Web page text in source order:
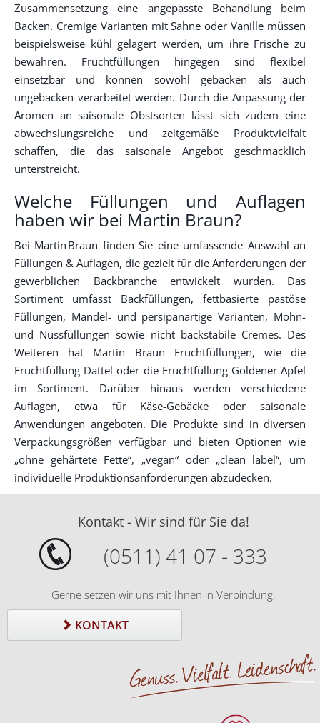
Zusammensetzung eine angepasste Behandlung beim
Backen. Cremige Varianten mit Sahne oder Vanille müssen
beispielsweise kühl gelagert werden, um ihre Frische zu
bewahren. Fruchtfüllungen hingegen sind flexibel
einsetzbar und können sowohl gebacken als auch
ungebacken verarbeitet werden. Durch die Anpassung der
Aromen an saisonale Obstsorten lässt sich zudem eine
abwechslungsreiche und zeitgemäße Produktvielfalt
schaffen, die das saisonale Angebot geschmacklich
unterstreicht.
Welche Füllungen und Auflagen
haben wir bei Martin Braun?
Bei Martin Braun finden Sie eine umfassende Auswahl an
Füllungen & Auflagen, die gezielt für die Anforderungen der
gewerblichen Backbranche entwickelt wurden. Das
Sortiment umfasst Backfüllungen, fettbasierte pastöse
Füllungen, Mandel- und persipanartige Varianten, Mohn-
und Nussfüllungen sowie nicht backstabile Cremes. Des
Weiteren hat Martin Braun Fruchtfüllungen, wie die
Fruchtfüllung Dattel oder die Fruchtfüllung Goldener Apfel
im Sortiment. Darüber hinaus werden verschiedene
Auflagen, etwa für Käse-Gebäcke oder saisonale
Anwendungen angeboten. Die Produkte sind in diversen
Verpackungsgrößen verfügbar und bieten Optionen wie
„ohne gehärtete Fette“, „vegan“ oder „clean label“, um
individuelle Produktionsanforderungen abzudecken.
Kontakt - Wir sind für Sie da!
(0511) 41 07 - 333
Gerne setzen wir uns mit Ihnen in Verbindung.
KONTAKT